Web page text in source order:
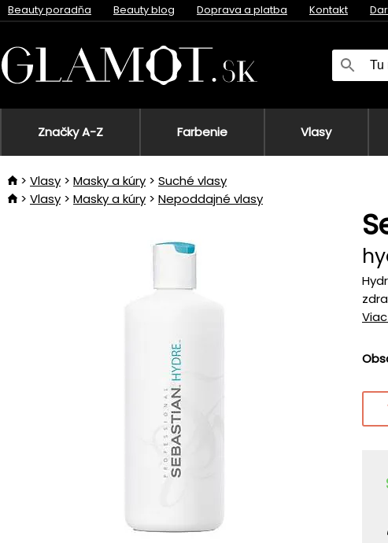
Beauty poradňa Beauty blog Doprava a platba Kontakt
Značky A-Z Farbenie Vlasy
Vlasy Masky a kúry
Suché vlasy
Vlasy
Masky a kúry Nepoddajné vlasy